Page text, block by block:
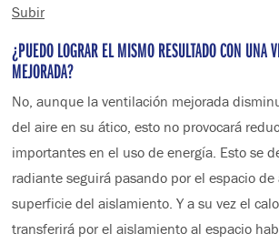
Subir
¿PUEDO LOGRAR EL MISMO RESULTADO CON UNA
MEJORADA?
No, aunque la ventilación mejorada
del aire en su ático, esto no provocará
importantes en el uso de energía. Esto se
radiante seguirá pasando por el espacio
superficie del aislamiento. Y a su vez el
transferirá por el aislamiento al espacio